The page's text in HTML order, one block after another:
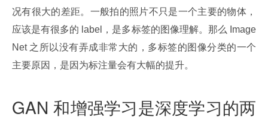
况有很大的差距。一般拍的照片不只是一个主要的物体，
应该是有很多的 label，是多标签的图像理解。那么 Image
Net 之所以没有弄成非常大的，多标签的图像分类的一个
主要原因，是因为标注量会有大幅的提升。
GAN 和增强学习是深度学习的两